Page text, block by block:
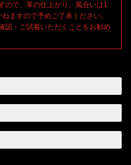
ので、革の仕上がり、風合いは1
ますので予めご了承ください。
認・ご試着いただくことをお勧め